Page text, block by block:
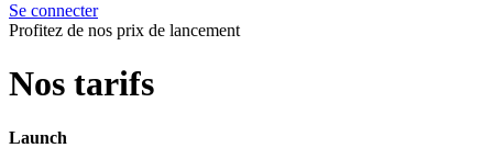
Se connecter
Profitez de nos prix de lancement
Nos tarifs
Launch